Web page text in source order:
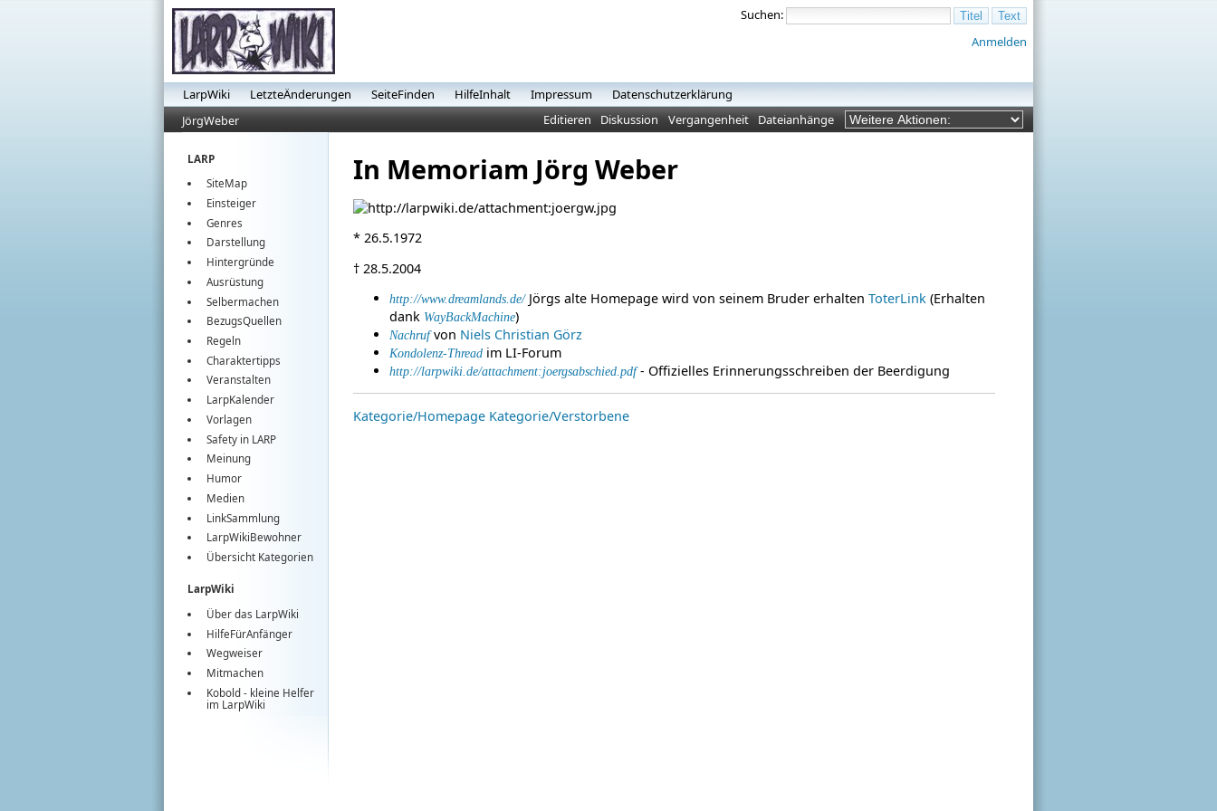
Suchen:
Anmelden
LarpWiki LetzteÄnderungen SeiteFinden HilfeInhalt Impressum
Datenschutzerklärung
Editieren
Diskussion Vergangenheit Dateianhänge
JörgWeber
LARP
SiteMap
Einsteiger
Genres
Darstellung
Hintergründe
Ausrüstung
Selbermachen
BezugsQuellen
Regeln
Charaktertipps
Veranstalten
LarpKalender
Vorlagen
Safety in LARP
Meinung
Humor
Medien
LinkSammlung
LarpWikiBewohner
Übersicht Kategorien
LarpWiki
Über das LarpWiki
HilfeFürAnfänger
Wegweiser
Mitmachen
Kobold - kleine Helfer
im LarpWiki
In Memoriam Jörg Weber
* 26.5.1972
† 28.5.2004
http://www.dreamlands.de/Jörgs alte Homepage wird von seinem Bruder erhalten ToterLink(Erhalten
dank WayBackMachine)
Nachrufvon Niels Christian Görz
Kondolenz-Threadim LI-Forum
http://larpwiki.de/attachment:joergsabschied.pdf- Offizielles Erinnerungsschreiben der Beerdigung
Kategorie/Homepage Kategorie/Verstorbene